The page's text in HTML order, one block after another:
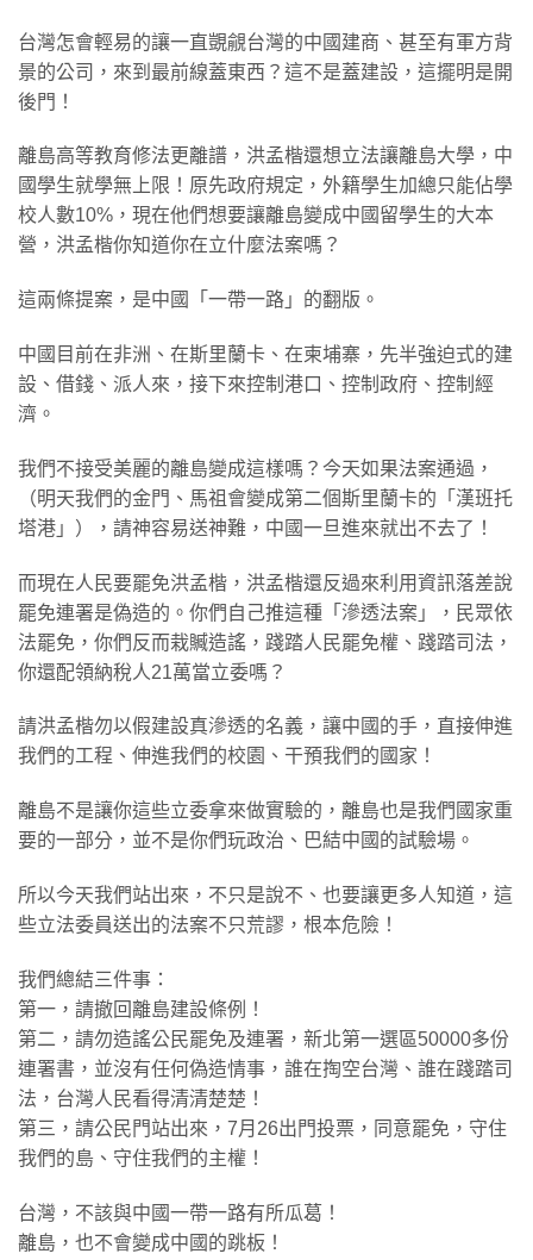
​台灣怎會輕易的讓一直覬覦台灣的中國建商、甚至有軍方背
景的公司，來到最前線蓋東西？這不是蓋建設，這擺明是開
後門！
​離島高等教育修法更離譜，洪孟楷還想立法讓離島大學，中
國學生就學無上限！原先政府規定，外籍學生加總只能佔學
校人數10%，現在他們想要讓離島變成中國留學生的大本
營，洪孟楷你知道你在立什麼法案嗎？
​這兩條提案，是中國「一帶一路」的翻版。
​中國目前在非洲、在斯里蘭卡、在柬埔寨，先半強迫式的建
設、借錢、派人來，接下來控制港口、控制政府、控制經
濟。
​我們不接受美麗的離島變成這樣嗎？今天如果法案通過，
（明天我們的金門、馬祖會變成第二個斯里蘭卡的「漢班托
塔港」），請神容易送神難，中國一旦進來就出不去了！
​而現在人民要罷免洪孟楷，洪孟楷還反過來利用資訊落差說
罷免連署是偽造的。你們自己推這種「滲透法案」，民眾依
法罷免，你們反而栽贓造謠，踐踏人民罷免權、踐踏司法，
你還配領納稅人21萬當立委嗎？
​請洪孟楷勿以假建設真滲透的名義，讓中國的手，直接伸進
我們的工程、伸進我們的校園、干預我們的國家！
​離島不是讓你這些立委拿來做實驗的，離島也是我們國家重
要的一部分，並不是你們玩政治、巴結中國的試驗場。
​所以今天我們站出來，不只是說不、也要讓更多人知道，這
些立法委員送出的法案不只荒謬，根本危險！
​我們總結三件事：
第一，請撤回離島建設條例！
第二，請勿造謠公民罷免及連署，新北第一選區50000多份
連署書，並沒有任何偽造情事，誰在掏空台灣、誰在踐踏司
法，台灣人民看得清清楚楚！
第三，請公民門站出來，7月26出門投票，同意罷免，守住
我們的島、守住我們的主權！
​台灣，不該與中國一帶一路有所瓜葛！
離島，也不會變成中國的跳板！